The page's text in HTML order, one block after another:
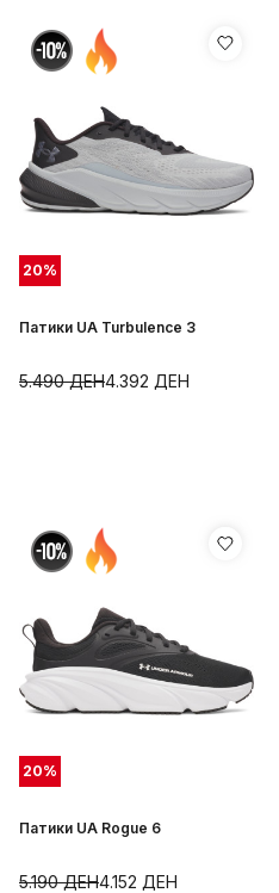
20%
Патики UA Turbulence 3
4.392 ДЕН
5.490ДЕН
20%
Патики UA Rogue 6
4.152 ДЕН
5.190ДЕН